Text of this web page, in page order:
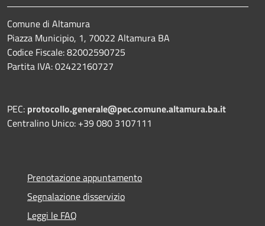
Comune di Altamura
Piazza Municipio, 1, 70022 Altamura BA
Codice Fiscale: 82002590725
Partita IVA: 02422160727
PEC: protocollo.generale@pec.comune.altamura.ba.it
Centralino Unico: +39 080 3107111
Prenotazione appuntamento
Segnalazione disservizio
Leggi le FAQ